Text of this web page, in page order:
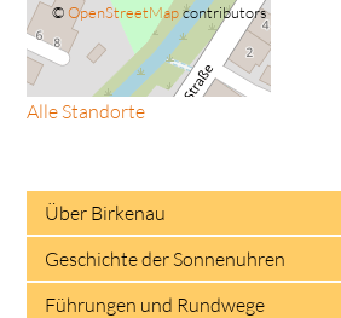
©OpenStreetMapcontributors
Alle Standorte
Über Birkenau
Geschichte der Sonnenuhren
Führungen und Rundwege